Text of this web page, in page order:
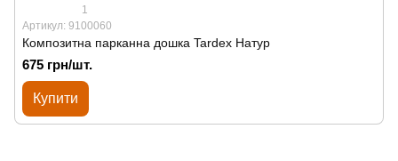
1
Артикул: 9100060
Композитна парканна дошка Tardex Натур
675 грн/шт.
Купити